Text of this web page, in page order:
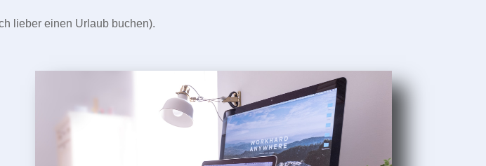
lieber einen Urlaub buchen).